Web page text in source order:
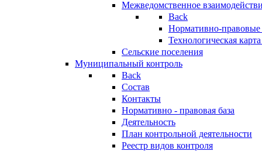
Межведомственное
Back
Нормативно-правовые
Технологическая
Сельские поселения
Муниципальный контроль
Back
Состав
Контакты
Нормативно - правовая база
Деятельность
План контрольной деятельности
Реестр видов контроля